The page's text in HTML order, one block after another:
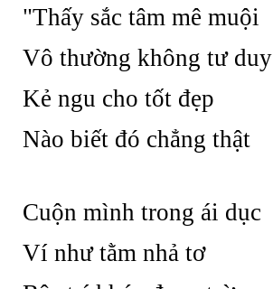
"Thấy sắc tâm mê muội
Vô thường không tư duy
Kẻ ngu cho tốt đẹp
Nào biết đó chẳng thật
Cuộn mình trong ái dục
Ví như tằm nhả tơ